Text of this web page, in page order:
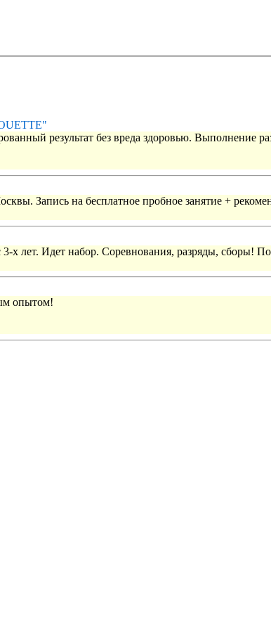
результат без вреда здоровью. Выполнение
Запись на бесплатное пробное занятие +
х лет. Идет набор. Соревнования, разряды, сборы!
опытом!